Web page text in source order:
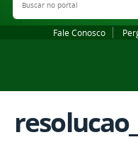
Fale Conosco